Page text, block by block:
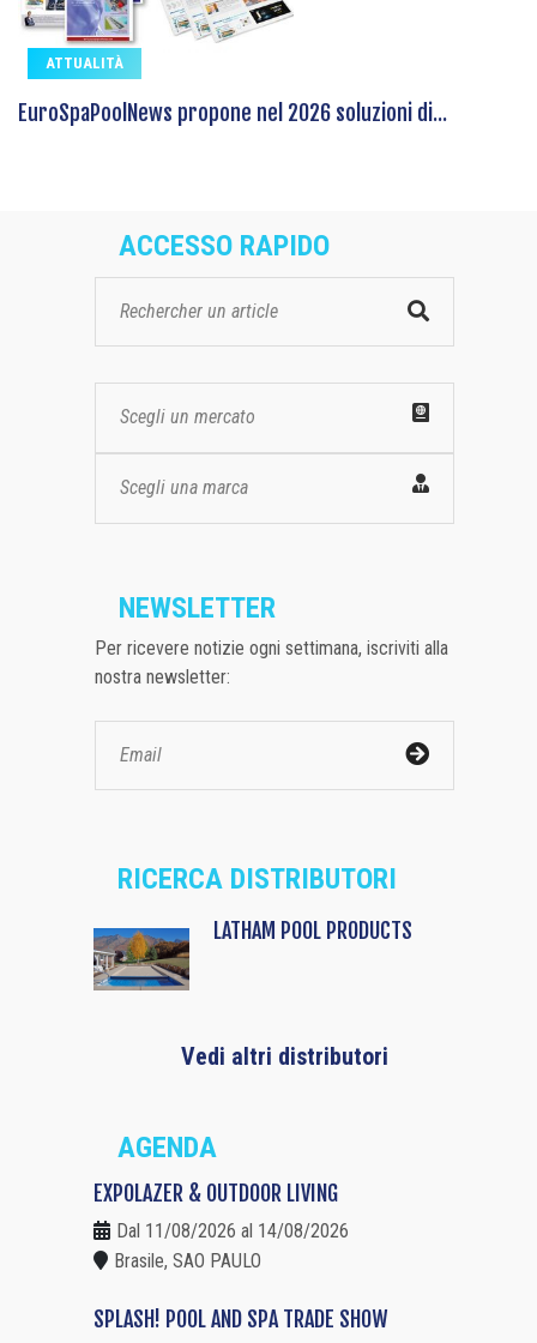
ATTUALITÀ
EuroSpaPoolNews propone nel 2026 soluzioni di...
ACCESSO RAPIDO
Scegli un mercato
Scegli una marca
NEWSLETTER
Per ricevere notizie ogni settimana, iscriviti alla
nostra newsletter:
RICERCA DISTRIBUTORI
LATHAM POOL PRODUCTS
Vedi altri distributori
AGENDA
EXPOLAZER & OUTDOOR LIVING
Dal 11/08/2026 al 14/08/2026
Brasile, SAO PAULO
SPLASH! POOL AND SPA TRADE SHOW